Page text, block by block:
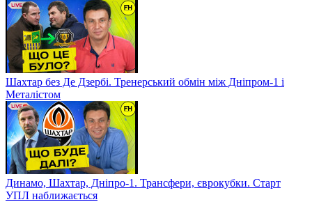
Шахтар без Де Дзербі. Тренерський обмін між Дніпром-1 і
Металістом
Динамо, Шахтар, Дніпро-1. Трансфери, єврокубки. Старт
УПЛ наближається